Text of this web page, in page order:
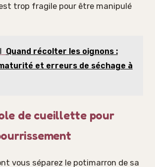
trop fragile pour être manipulé
Quand récolter les oignons :
et erreurs de séchage à
de cueillette pour
vous séparez le potimarron de sa